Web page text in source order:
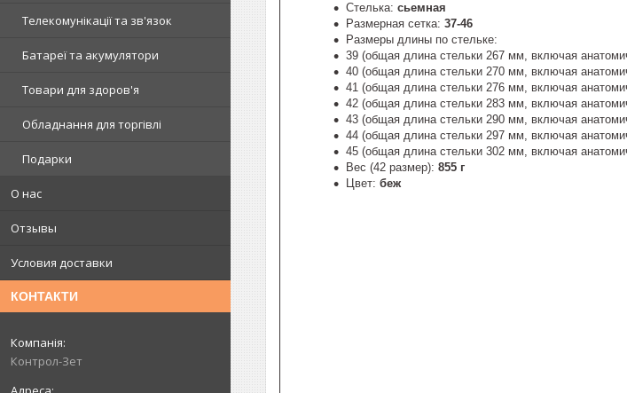
Телекомунікації та зв'язок
Батареї та акумулятори
Товари для здоров'я
Обладнання для торгівлі
Подарки
О нас
Отзывы
Условия доставки
КОНТАКТИ
Контрол-Зет
Стелька: сьемная
Размерная сетка: 37-46
Размеры длины по стельке:
39 (общая длина стельки 267 мм, включая
40 (общая длина стельки 270 мм, включая
41 (общая длина стельки 276 мм, включая
42 (общая длина стельки 283 мм, включая
43 (общая длина стельки 290 мм, включая
44 (общая длина стельки 297 мм, включая
45 (общая длина стельки 302 мм, включая
Вес (42 размер): 855 г
Цвет: беж